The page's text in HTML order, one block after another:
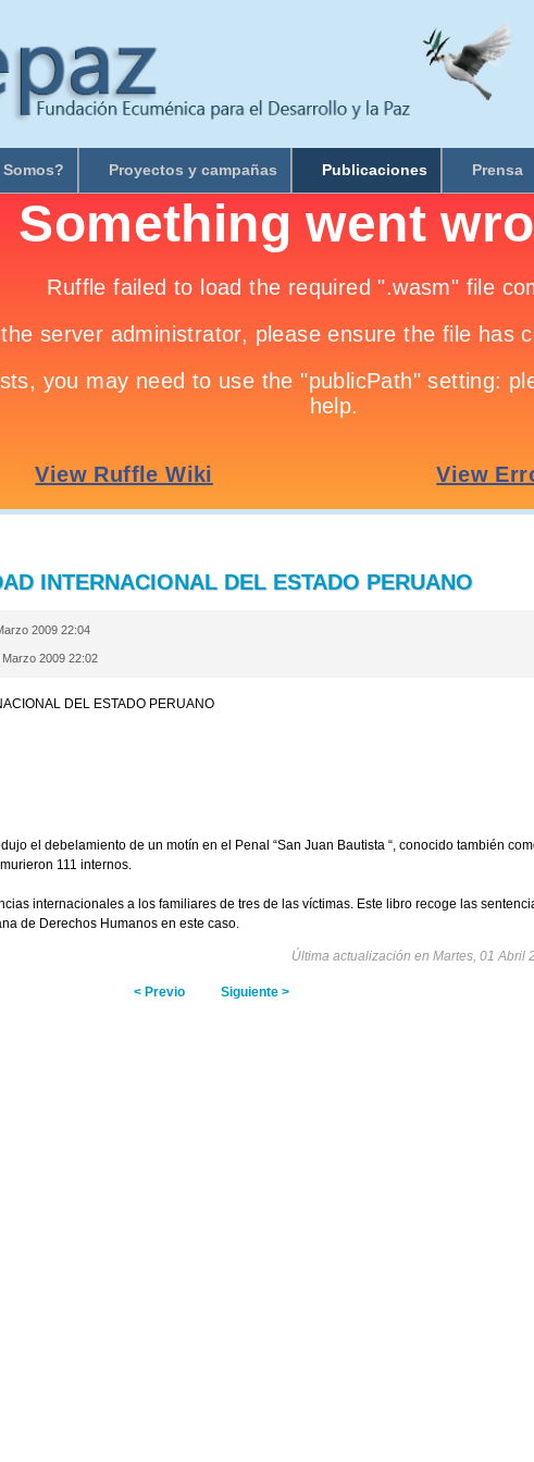
Proyectos y campañas Publicaciones Prensa
INTERNACIONAL DEL ESTADO PERUANO
2009 22:04
2009 22:02
DEL ESTADO PERUANO
el debelamiento de un motín en el Penal “San Juan Bautista “, conocido también
111 internos.
internacionales a los familiares de tres de las víctimas. Este libro recoge las
de Derechos Humanos en este caso.
Última actualización en Martes, 01 Abril
< Previo Siguiente >